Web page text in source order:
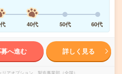
40代 50代 60代
へ進む 詳しく見る